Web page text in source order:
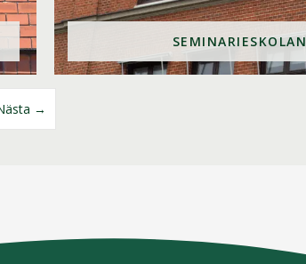
SEMINARIESKOLAN
→